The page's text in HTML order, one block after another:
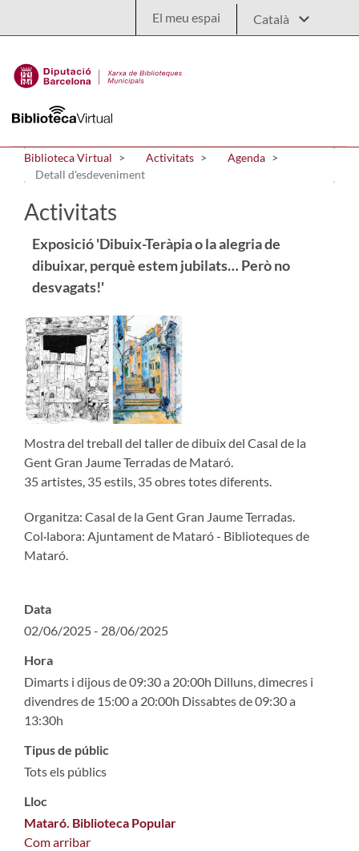
El meu espai
Biblioteca Virtual Activitats
Agenda
Detall d'esdeveniment
Activitats
Exposició 'Dibuix-Teràpia o la alegria de
dibuixar, perquè estem jubilats… Però no
desvagats!'
Mostra del treball del taller de dibuix del Casal de la
Gent Gran Jaume Terradas de Mataró.
35 artistes, 35 estils, 35 obres totes diferents.
Organitza: Casal de la Gent Gran Jaume Terradas.
Col·labora: Ajuntament de Mataró - Biblioteques de
Mataró.
Data
02/06/2025 - 28/06/2025
Hora
Dimarts i dijous de 09:30 a 20:00h Dilluns, dimecres i
divendres de 15:00 a 20:00h Dissabtes de 09:30 a
13:30h
Tipus de públic
Tots els públics
Lloc
Mataró. Biblioteca Popular
Com arribar